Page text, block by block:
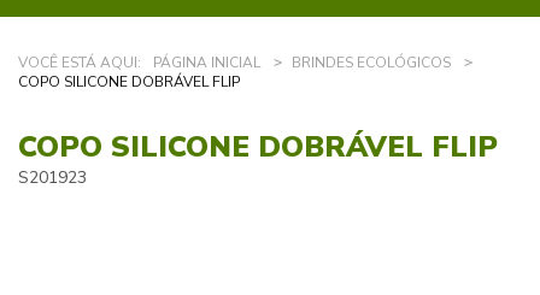
VOCÊ ESTÁ AQUI: PÁGINA INICIAL
BRINDES ECOLÓGICOS
COPO SILICONE DOBRÁVEL FLIP
COPO SILICONE DOBRÁVEL FLIP
S201923